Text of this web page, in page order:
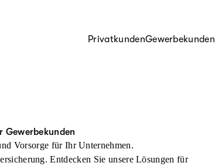
PrivatkundenGewerbekunden
Gewerbekunden
Vorsorge für Ihr Unternehmen.
Entdecken Sie unsere Lösungen für